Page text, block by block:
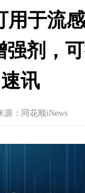
于流
剂，
讯
源：同花顺iNews